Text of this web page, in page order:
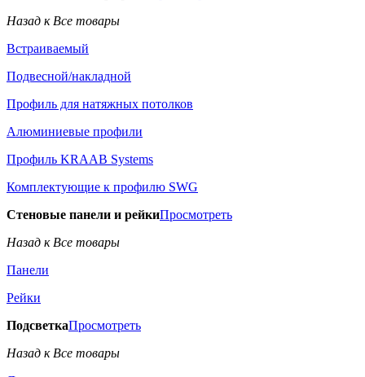
Назад к Все товары
Встраиваемый
Подвесной/накладной
Профиль для натяжных потолков
Алюминиевые профили
Профиль KRAAB Systems
Комплектующие к профилю SWG
Стеновые панели и рейкиПросмотреть
Назад к Все товары
Панели
Рейки
ПодсветкаПросмотреть
Назад к Все товары